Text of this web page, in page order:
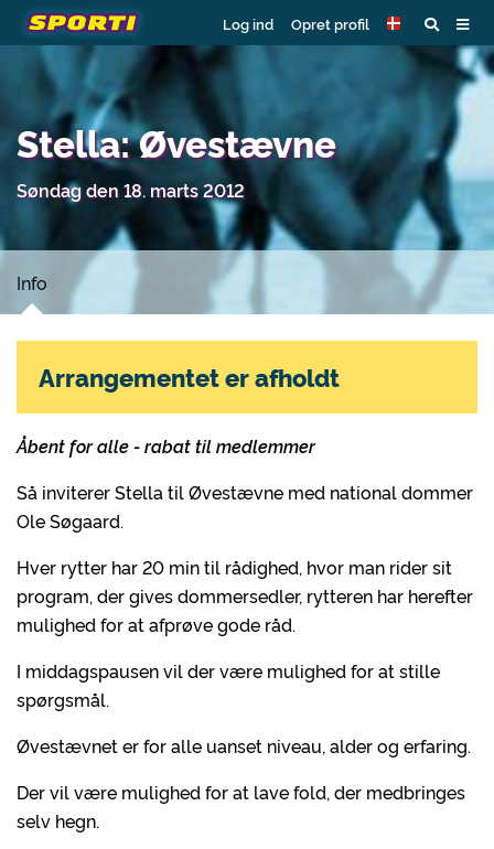
Log ind Opret profil
Stella: Øvestævne
Søndag den 18. marts 2012
Info
Åbent for alle - rabat til medlemmer
Så inviterer Stella til Øvestævne med national dommer
Ole Søgaard.
Hver rytter har 20 min til rådighed, hvor man rider sit
program, der gives dommersedler, rytteren har herefter
mulighed for at afprøve gode råd.
I middagspausen vil der være mulighed for at stille
spørgsmål.
Øvestævnet er for alle uanset niveau, alder og erfaring.
Der vil være mulighed for at lave fold, der medbringes
selv hegn.
Arrangementet er afholdt